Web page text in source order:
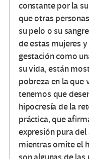
constante por la
que otras
su pelo o su
de estas mujeres
gestación como
su vida, están
pobreza en la que
tenemos que
hipocresía de la
práctica, que
expresión pura del
mientras omite el